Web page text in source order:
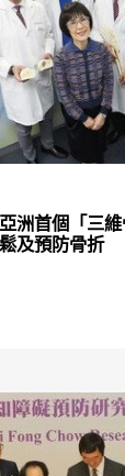
洲首個「三
及預防骨折